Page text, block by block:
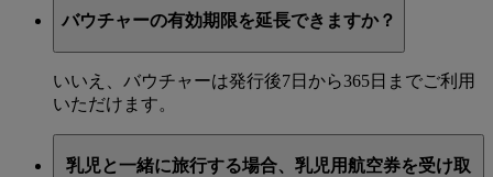
バウチャーの有効期限を延長できますか？
いいえ、バウチャーは発行後7日から365日までご利用
いただけます。
乳児と一緒に旅行する場合、乳児用航空券を受け取